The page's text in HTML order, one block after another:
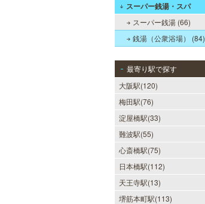
スーパー銭湯・スパ
スーパー銭湯 (66)
銭湯（公衆浴場） (84)
最寄り駅で探す
大阪駅(120)
梅田駅(76)
淀屋橋駅(33)
難波駅(55)
心斎橋駅(75)
日本橋駅(112)
天王寺駅(13)
堺筋本町駅(113)